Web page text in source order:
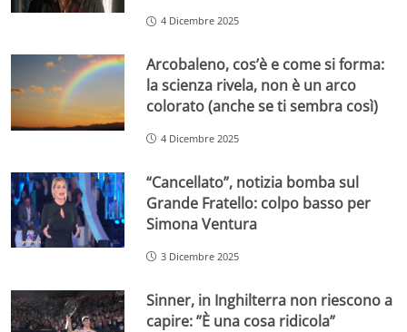
4 Dicembre 2025
Arcobaleno, cos’è e come si forma:
la scienza rivela, non è un arco
colorato (anche se ti sembra così)
4 Dicembre 2025
“Cancellato”, notizia bomba sul
Grande Fratello: colpo basso per
Simona Ventura
3 Dicembre 2025
Sinner, in Inghilterra non riescono a
capire: ”È una cosa ridicola”